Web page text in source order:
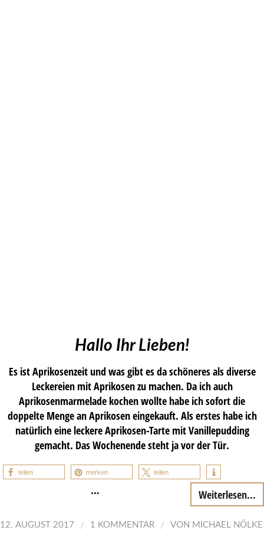
Hallo Ihr Lieben!
Es ist Aprikosenzeit und was gibt es da schöneres als diverse
Leckereien mit Aprikosen zu machen. Da ich auch
Aprikosenmarmelade kochen wollte habe ich sofort die
doppelte Menge an Aprikosen eingekauft. Als erstes habe ich
natürlich eine leckere Aprikosen-Tarte mit Vanillepudding
gemacht. Das Wochenende steht ja vor der Tür.
teilen merken teilen
… Weiterlesen...
12. AUGUST 2017 / 1 KOMMENTAR / VON MICHAEL NÖLKE